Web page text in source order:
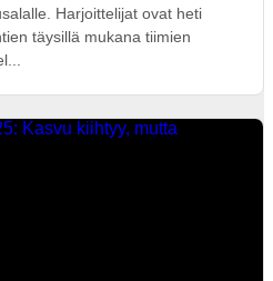
Harjoittelijat ovat heti
täysillä mukana tiimien